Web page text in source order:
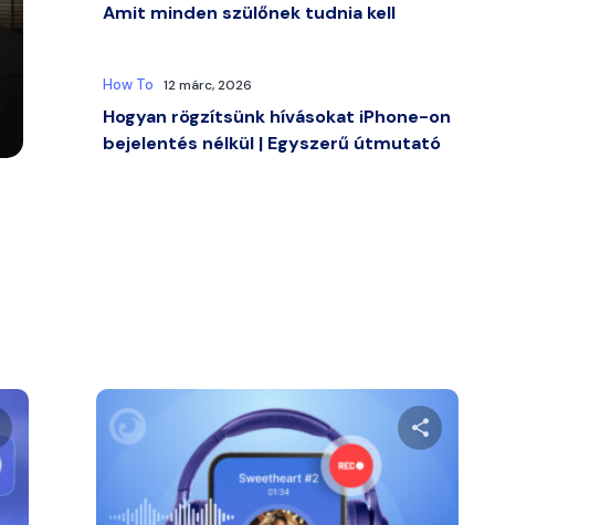
Amit minden szülőnek tudnia kell
How To 12 márc, 2026
Hogyan rögzítsünk hívásokat iPhone-on
bejelentés nélkül | Egyszerű útmutató
meg ezt a cikket